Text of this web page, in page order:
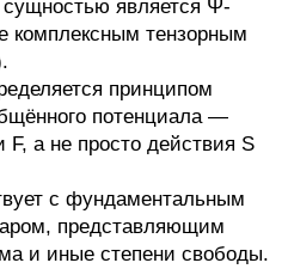
является Ψ-
комплексным тензорным
принципом
потенциала —
F, а не просто действия S
с фундаментальным
представляющим
и иные степени свободы.